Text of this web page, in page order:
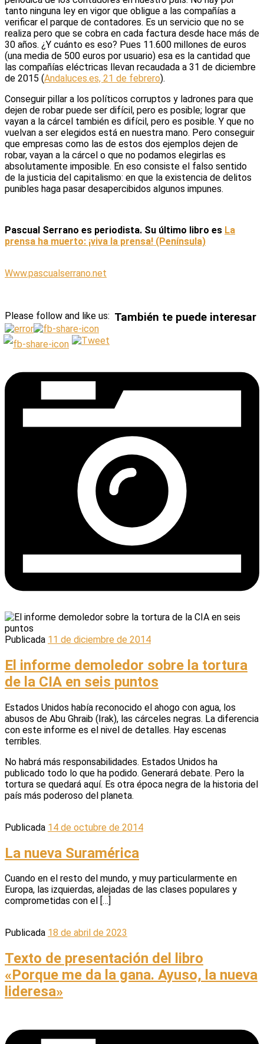
tanto ninguna ley en vigor que obligue a las compañías a
verificar el parque de contadores. Es un servicio que no se
realiza pero que se cobra en cada factura desde hace más de
30 años. ¿Y cuánto es eso? Pues 11.600 millones de euros
(una media de 500 euros por usuario) esa es la cantidad que
las compañías eléctricas llevan recaudada a 31 de diciembre
de 2015 (Andaluces.es, 21 de febrero).
Conseguir pillar a los políticos corruptos y ladrones para que
dejen de robar puede ser difícil, pero es posible; lograr que
vayan a la cárcel también es difícil, pero es posible. Y que no
vuelvan a ser elegidos está en nuestra mano. Pero conseguir
que empresas como las de estos dos ejemplos dejen de
robar, vayan a la cárcel o que no podamos elegirlas es
absolutamente imposible. En eso consiste el falso sentido
de la justicia del capitalismo: en que la existencia de delitos
punibles haga pasar desapercibidos algunos impunes.
Pascual Serrano es periodista. Su último libro es La
prensa ha muerto: ¡viva la prensa! (Península)
Www.pascualserrano.net
Please follow and like us: También te puede interesar
Publicada 11 de diciembre de 2014
El informe demoledor sobre la tortura
de la CIA en seis puntos
Estados Unidos había reconocido el ahogo con agua, los
abusos de Abu Ghraib (Irak), las cárceles negras. La diferencia
con este informe es el nivel de detalles. Hay escenas
terribles.
No habrá más responsabilidades. Estados Unidos ha
publicado todo lo que ha podido. Generará debate. Pero la
tortura se quedará aquí. Es otra época negra de la historia del
país más poderoso del planeta.
Publicada 14 de octubre de 2014
La nueva Suramérica
Cuando en el resto del mundo, y muy particularmente en
Europa, las izquierdas, alejadas de las clases populares y
comprometidas con el […]
Publicada 18 de abril de 2023
Texto de presentación del libro
«Porque me da la gana. Ayuso, la nueva
lideresa»